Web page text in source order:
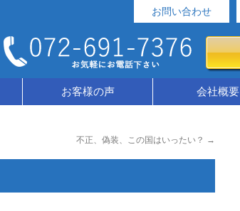
お問い合わせ
お客様の声 会社概要
不正、偽装、この国はいったい？ →